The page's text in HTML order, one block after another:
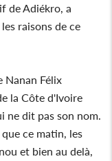
de Adiékro, a
raisons de ce
Nanan Félix
la Côte d'Ivoire
dit pas son nom.
ce matin, les
et bien au delà,